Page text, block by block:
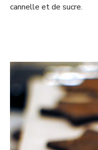
cannelle et de sucre.